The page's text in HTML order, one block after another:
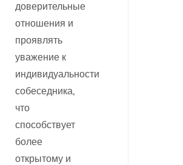
доверительные
отношения и
проявлять
уважение к
индивидуальности
собеседника,
что
способствует
более
открытому и